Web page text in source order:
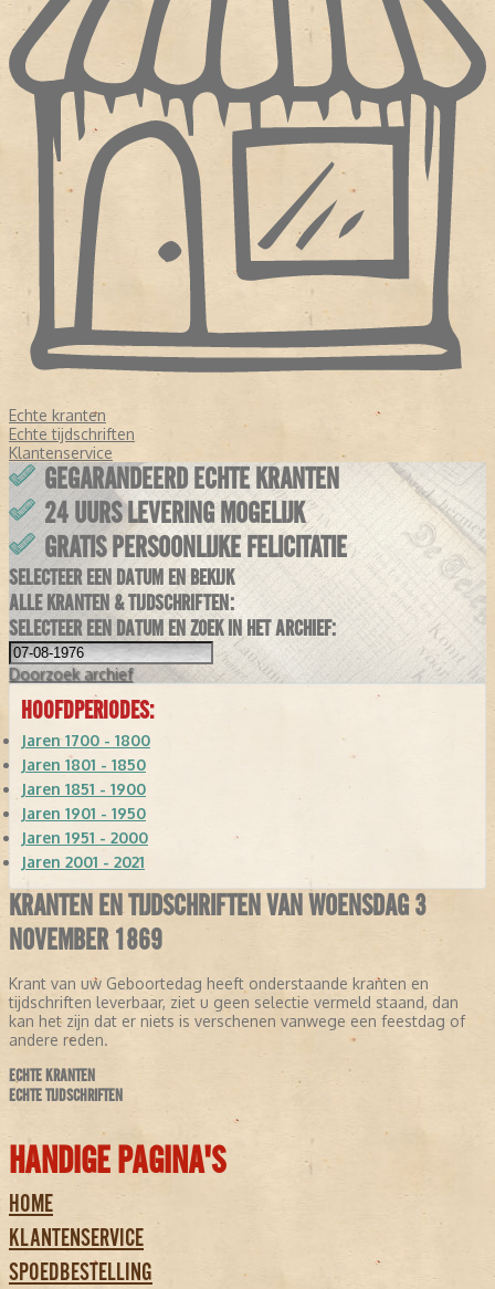
Echte kranten
Echte tijdschriften
Klantenservice
GEGARANDEERD ECHTE KRANTEN
24 UURS LEVERING MOGELIJK
GRATIS PERSOONLIJKE FELICITATIE
SELECTEER EEN DATUM EN BEKIJK
ALLE KRANTEN & TIJDSCHRIFTEN:
SELECTEER EEN DATUM EN ZOEK IN HET ARCHIEF:
Doorzoek archief
HOOFDPERIODES:
Jaren 1700 - 1800
Jaren 1801 - 1850
Jaren 1851 - 1900
Jaren 1901 - 1950
Jaren 1951 - 2000
Jaren 2001 - 2021
KRANTEN EN TIJDSCHRIFTEN VAN WOENSDAG 3
NOVEMBER 1869
Krant van uw Geboortedag heeft onderstaande kranten en
tijdschriften leverbaar, ziet u geen selectie vermeld staand, dan
kan het zijn dat er niets is verschenen vanwege een feestdag of
andere reden.
ECHTE KRANTEN
ECHTE TIJDSCHRIFTEN
HANDIGE PAGINA'S
HOME
KLANTENSERVICE
SPOEDBESTELLING